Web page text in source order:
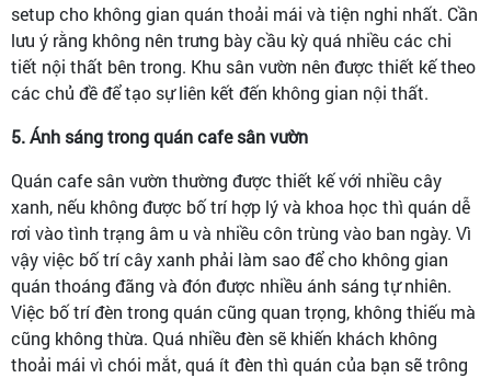
setup cho không gian quán thoải mái và tiện nghi nhất. Cần
lưu ý rằng không nên trưng bày cầu kỳ quá nhiều các chi
tiết nội thất bên trong. Khu sân vườn nên được thiết kế theo
các chủ đề để tạo sự liên kết đến không gian nội thất.
5. Ánh sáng trong quán cafe sân vườn
Quán cafe sân vườn thường được thiết kế với nhiều cây
xanh, nếu không được bố trí hợp lý và khoa học thì quán dễ
rơi vào tình trạng âm u và nhiều côn trùng vào ban ngày. Vì
vậy việc bố trí cây xanh phải làm sao để cho không gian
quán thoáng đãng và đón được nhiều ánh sáng tự nhiên.
Việc bố trí đèn trong quán cũng quan trọng, không thiếu mà
cũng không thừa. Quá nhiều đèn sẽ khiến khách không
thoải mái vì chói mắt, quá ít đèn thì quán của bạn sẽ trông